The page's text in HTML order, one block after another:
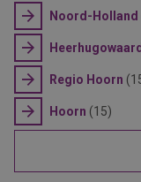
Noord-Holland
Heerhugowaard
Regio Hoorn
Hoorn (15)